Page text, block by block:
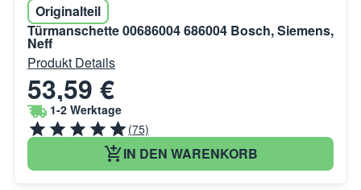
Originalteil
Türmanschette 00686004 686004 Bosch, Siemens,
Neff
Produkt Details
53,59 €
1-2 Werktage
(75)
IN DEN WARENKORB